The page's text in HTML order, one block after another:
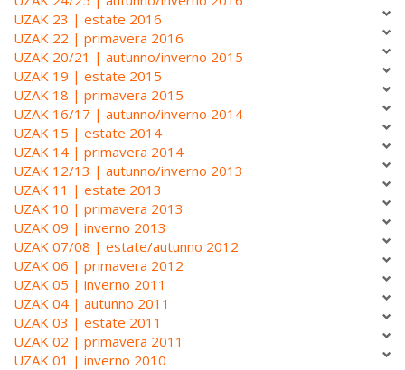
UZAK 23 | estate 2016
UZAK 22 | primavera 2016
UZAK 20/21 | autunno/inverno 2015
UZAK 19 | estate 2015
UZAK 18 | primavera 2015
UZAK 16/17 | autunno/inverno 2014
UZAK 15 | estate 2014
UZAK 14 | primavera 2014
UZAK 12/13 | autunno/inverno 2013
UZAK 11 | estate 2013
UZAK 10 | primavera 2013
UZAK 09 | inverno 2013
UZAK 07/08 | estate/autunno 2012
UZAK 06 | primavera 2012
UZAK 05 | inverno 2011
UZAK 04 | autunno 2011
UZAK 03 | estate 2011
UZAK 02 | primavera 2011
UZAK 01 | inverno 2010